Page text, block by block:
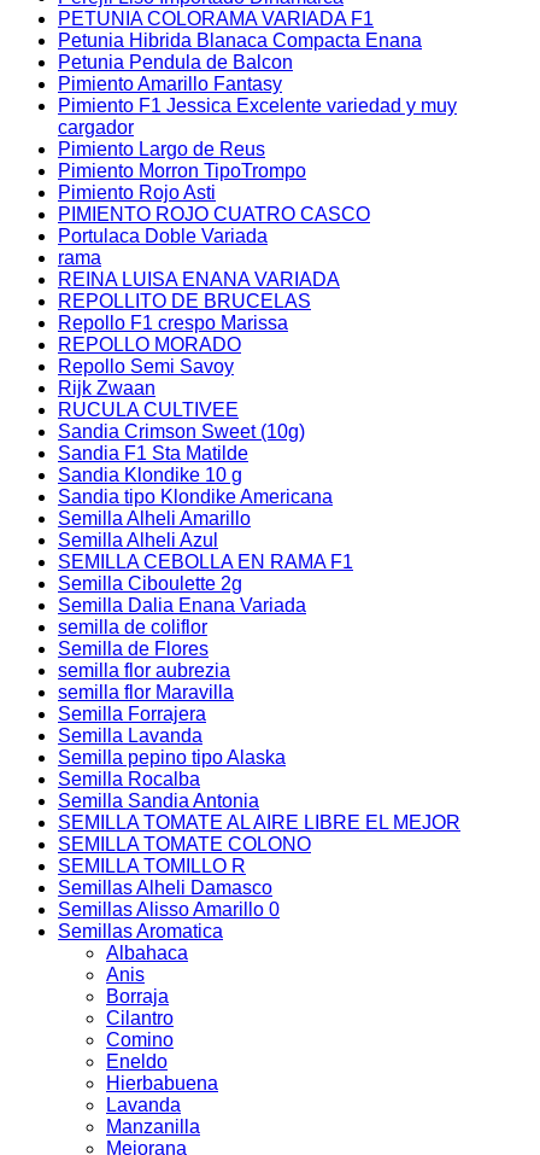
PETUNIA COLORAMA VARIADA F1
Petunia Hibrida Blanaca Compacta Enana
Petunia Pendula de Balcon
Pimiento Amarillo Fantasy
Pimiento F1 Jessica Excelente variedad y muy
cargador
Pimiento Largo de Reus
Pimiento Morron TipoTrompo
Pimiento Rojo Asti
PIMIENTO ROJO CUATRO CASCO
Portulaca Doble Variada
rama
REINA LUISA ENANA VARIADA
REPOLLITO DE BRUCELAS
Repollo F1 crespo Marissa
REPOLLO MORADO
Repollo Semi Savoy
Rijk Zwaan
RUCULA CULTIVEE
Sandia Crimson Sweet (10g)
Sandia F1 Sta Matilde
Sandia Klondike 10 g
Sandia tipo Klondike Americana
Semilla Alheli Amarillo
Semilla Alheli Azul
SEMILLA CEBOLLA EN RAMA F1
Semilla Ciboulette 2g
Semilla Dalia Enana Variada
semilla de coliflor
Semilla de Flores
semilla flor aubrezia
semilla flor Maravilla
Semilla Forrajera
Semilla Lavanda
Semilla pepino tipo Alaska
Semilla Rocalba
Semilla Sandia Antonia
SEMILLA TOMATE AL AIRE LIBRE EL MEJOR
SEMILLA TOMATE COLONO
SEMILLA TOMILLO R
Semillas Alheli Damasco
Semillas Alisso Amarillo 0
Semillas Aromatica
Albahaca
Anis
Borraja
Cilantro
Comino
Eneldo
Hierbabuena
Lavanda
Manzanilla
Mejorana